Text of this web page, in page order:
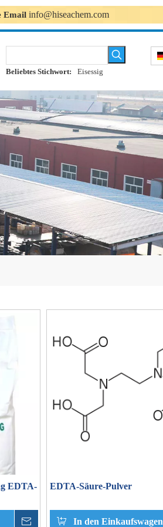
Email info@hiseachem.com
Beliebtes Stichwort: Eisessig
EDTA-
erkundigen
EDTA-Säure-Pulver
In den Einkaufswagen